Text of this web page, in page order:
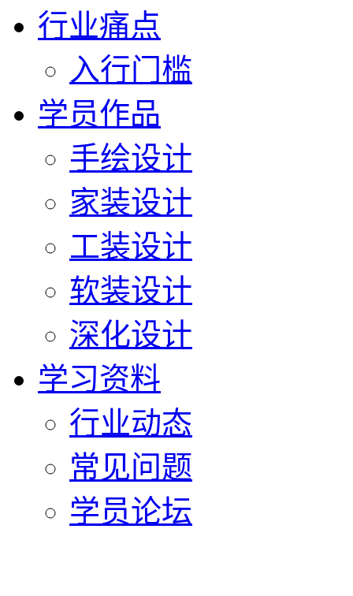
行业痛点
入行门槛
学员作品
手绘设计
家装设计
工装设计
软装设计
深化设计
学习资料
行业动态
常见问题
学员论坛